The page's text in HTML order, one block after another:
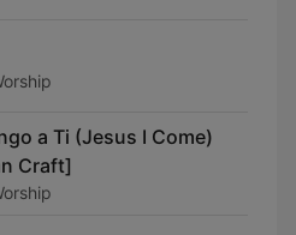
a Ti (Jesus I Come)
Craft]